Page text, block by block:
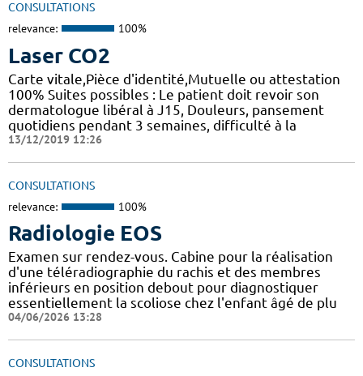
CONSULTATIONS
relevance: 100%
Laser CO2
Carte vitale,Pièce d'identité,Mutuelle ou attestation
100% Suites possibles : Le patient doit revoir son
dermatologue libéral à J15, Douleurs, pansement
quotidiens pendant 3 semaines, difficulté à la
13/12/2019 12:26
CONSULTATIONS
relevance: 100%
Radiologie EOS
Examen sur rendez-vous. Cabine pour la réalisation
d'une téléradiographie du rachis et des membres
inférieurs en position debout pour diagnostiquer
essentiellement la scoliose chez l'enfant âgé de plu
04/06/2026 13:28
CONSULTATIONS